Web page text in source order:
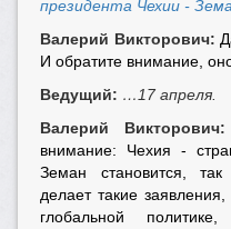
президента Чехии -
Валерий Викторович:
И обратите внимание,
Ведущий: …17 апреля.
Валерий Викторович:
внимание: Чехия -
Земан становится,
делает такие
глобальной